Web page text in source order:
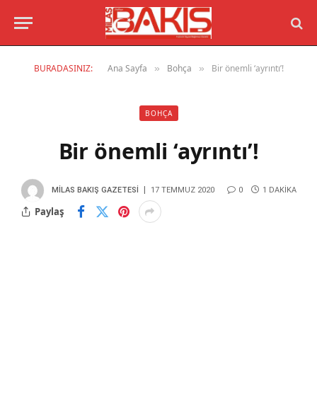
BURADASINIZ: Ana Sayfa » Bohça » Bir önemli ‘ayrıntı’!
BOHÇA
Bir önemli ‘ayrıntı’!
MILAS BAKIŞ GAZETESI 17 TEMMUZ 2020 0 1 DAKIKA
Paylaş